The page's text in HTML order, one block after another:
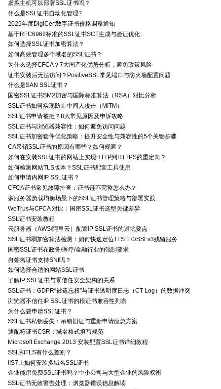
虚拟主机可以部署SSL证书吗？
什么是SSL证书自动化管理?
2025年度DigiCert数字证书价格调整通知
基于RFC6962标准的SSL证书SCT生成与验证优化
如何选择SSL证书加密算法？
如何高效管理多个域名的SSL证书？
为什么选择CFCA？7大国产化优势分析，避免政策风险
证书安装后无法访问？PositiveSSL常见端口与防火墙配置问题
什么是SAN SSL证书？
国密SSL证书SM2加密与国际标准算法（RSA）对比分析
SSL证书如何实现防止中间人攻击（MITM）
SSL证书申请被拒？8大常见原因及申诉攻略
SSL证书与浏览器兼容性：如何避免访问问题
SSL证书加密套件优化策略：提升安全性与兼容性的5个关键步骤
CA吊销SSL证书的原因有哪些？如何规避？
如何在安装SSL证书的网站上实现HTTP到HTTPS的重定向？
如何检测网站TLS版本？SSL证书配套工具使用
如何申请内网IP SSL证书？
CFCA证书常见故障排查：证书链不完整怎么办？
多服务器负载均衡场景下的SSL证书管理策略与部署实践
WoTrus与CFCA 对比：国密SSL证书选型关键差异
SSL证书安装教程
云服务器（AWS/阿里云）配置IP SSL证书的避坑要点
SSL证书弱加密算法检测：如何快速定位TLS 1.0/SSLv3残留服务
国密SSL证书在政务/医疗/金融行业的强制要求
自签名证书支持SNI吗？
如何选择合适的网站SSL证书
了解IP SSL证书与零信任安全架构的关系
SSL证书：GDPR“被遗忘权”与证书透明度日志（CT Log）的数据冲突
浏览器不信任IP SSL证书的根证书兼容性列表
为什么要申请SSL证书？
SSL证书私钥丢失：吊销旧证与重新申请应急方案
通配符证书CSR：域名格式填写规范
Microsoft Exchange 2013 安装配置SSL证书详细教程
SSL和TLS有什么差别？
IIS7上如何安装多域名SSL证书
企业能用免费SSL证书吗？中小公司与大型企业的风险权衡
SSL证书无效警告处理：浏览器错误信息解读